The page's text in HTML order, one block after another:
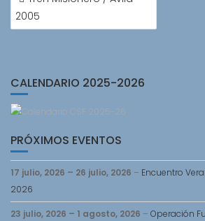
DE
ENTRADAS
2005
CALENDARIO 2025-2026
PRÓXIMOS EVENTOS
17 julio, 2026 – 26 julio, 2026 – Encuentro
2026
23 julio, 2026 – 1 agosto, 2026 – Operación